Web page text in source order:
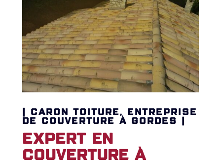
| CARON TOITURE, ENTREPRISE
DE COUVERTURE À GORDES |
Expert en
couverture à